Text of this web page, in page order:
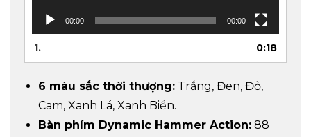
00:00 00:00
1. 0:18
6 màu sắc thời thượng: Trắng, Đen, Đỏ,
Cam, Xanh Lá, Xanh Biển.
Bàn phím Dynamic Hammer Action: 88